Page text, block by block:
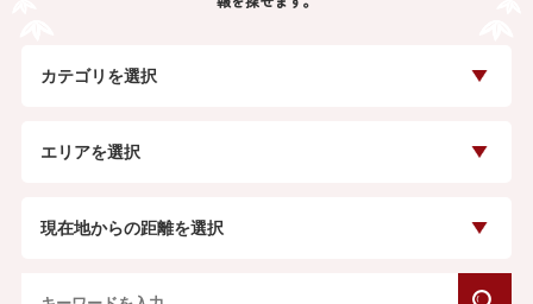
カテゴリを選択
エリアを選択
現在地からの距離を選択